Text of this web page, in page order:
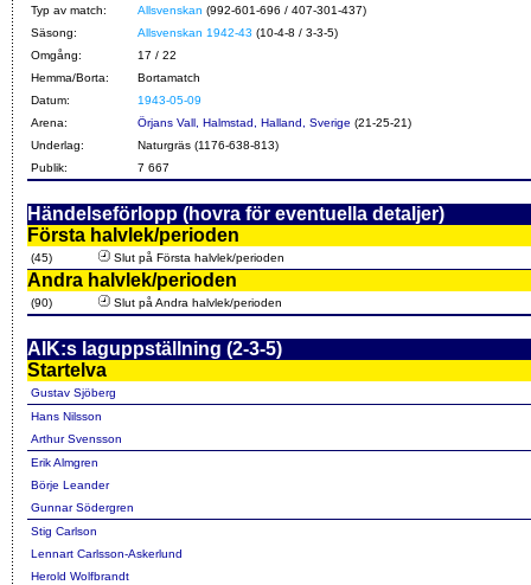
Typ av match:
Allsvenskan (992-601-696 / 407-301-437)
Säsong:
Allsvenskan 1942-43 (10-4-8 / 3-3-5)
Omgång:
17 / 22
Hemma/Borta:
Bortamatch
Datum:
1943-05-09
Arena:
Örjans Vall, Halmstad, Halland, Sverige (21-25-21)
Underlag:
Naturgräs (1176-638-813)
Publik:
7 667
Händelseförlopp (hovra för eventuella detaljer)
Första halvlek/perioden
(45) Slut på Första halvlek/perioden
Andra halvlek/perioden
(90) Slut på Andra halvlek/perioden
AIK:s laguppställning (2-3-5)
Startelva
Gustav Sjöberg
Hans Nilsson
Arthur Svensson
Erik Almgren
Börje Leander
Gunnar Södergren
Stig Carlson
Lennart Carlsson-Askerlund
Herold Wolfbrandt